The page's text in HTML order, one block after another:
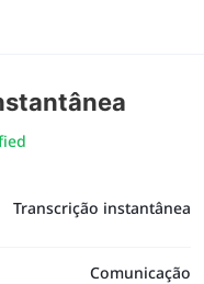
Transcrição instantânea
Comunicação